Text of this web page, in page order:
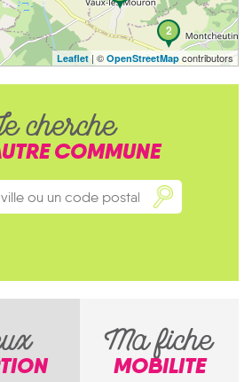
2
Leaflet | © OpenStreetMapcontributors
cherche
COMMUNE
Ma fiche
MOBILITE